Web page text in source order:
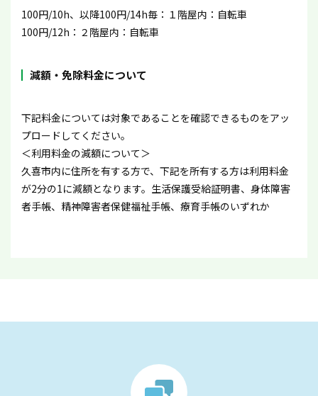
100円/10h、以降100円/14h毎：１階屋内：自転車
100円/12h：２階屋内：自転車
減額・免除料金について
下記料金については対象であることを確認できるものをアッ
プロードしてください。
＜利用料金の減額について＞
久喜市内に住所を有する方で、下記を所有する方は利用料金
が2分の1に減額となります。生活保護受給証明書、身体障害
者手帳、精神障害者保健福祉手帳、療育手帳のいずれか